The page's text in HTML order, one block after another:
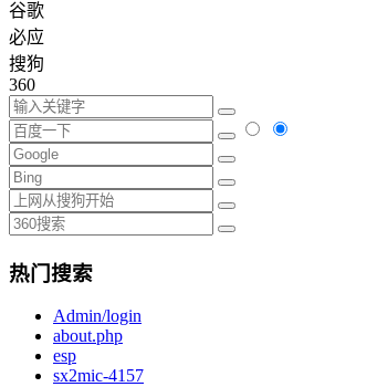
谷歌
必应
搜狗
360
热门搜索
Admin/login
about.php
esp
sx2mic-4157